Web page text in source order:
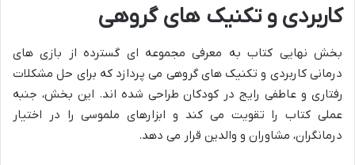
کاربردی و تکنیک های گروهی
بخش نهایی کتاب به معرفی مجموعه ای گسترده از بازی های
درمانی کاربردی و تکنیک های گروهی می پردازد که برای حل مشکلات
رفتاری و عاطفی رایج در کودکان طراحی شده اند. این بخش، جنبه
عملی کتاب را تقویت می کند و ابزارهای ملموسی را در اختیار
درمانگران، مشاوران و والدین قرار می دهد.